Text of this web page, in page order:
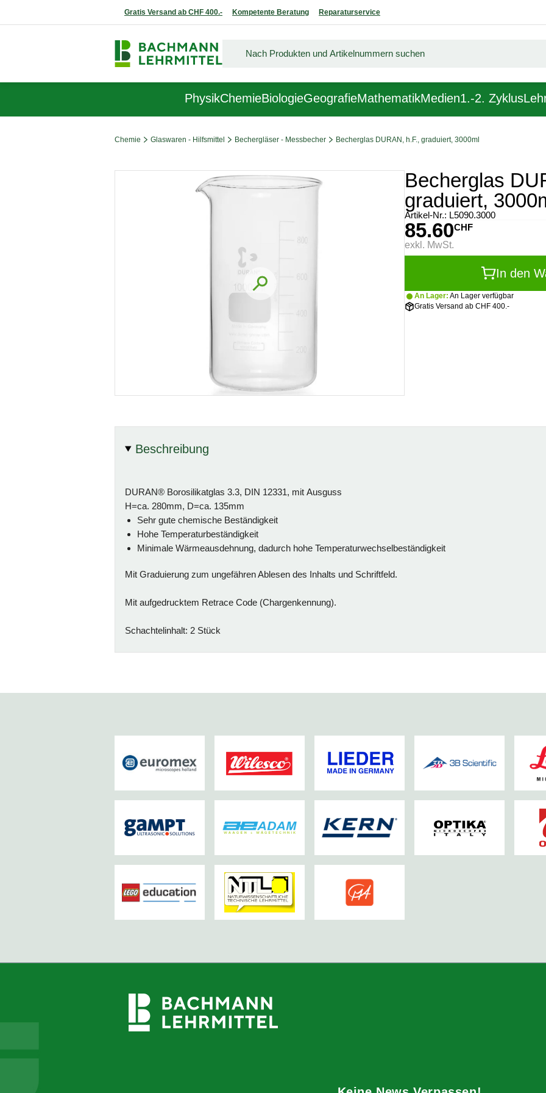
Gratis Versand ab CHF 400.- Kompetente Beratung Reparaturservice
PhysikChemieBiologieGeografieMathematikMedien1.-2. Zyklus
Chemie Glaswaren - Hilfsmittel Bechergläser - Messbecher Becherglas DURAN, h.F., graduiert, 3000ml
Bildergalerie überspringen
Becherglas
graduiert,
Artikel-Nr.: L5090.3000
85.60CHF
exkl. MwSt.
In den
An Lager: An Lager verfügbar
Gratis Versand ab CHF 400.-
Beschreibung
DURAN® Borosilikatglas 3.3, DIN 12331, mit Ausguss
H=ca. 280mm, D=ca. 135mm
Sehr gute chemische Beständigkeit
Hohe Temperaturbeständigkeit
Minimale Wärmeausdehnung, dadurch hohe Temperaturwechselbeständigkeit
Mit Graduierung zum ungefähren Ablesen des Inhalts und Schriftfeld.
Mit aufgedrucktem Retrace Code (Chargenkennung).
Schachtelinhalt: 2 Stück